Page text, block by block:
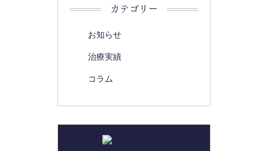
カテゴリー
お知らせ
治療実績
コラム